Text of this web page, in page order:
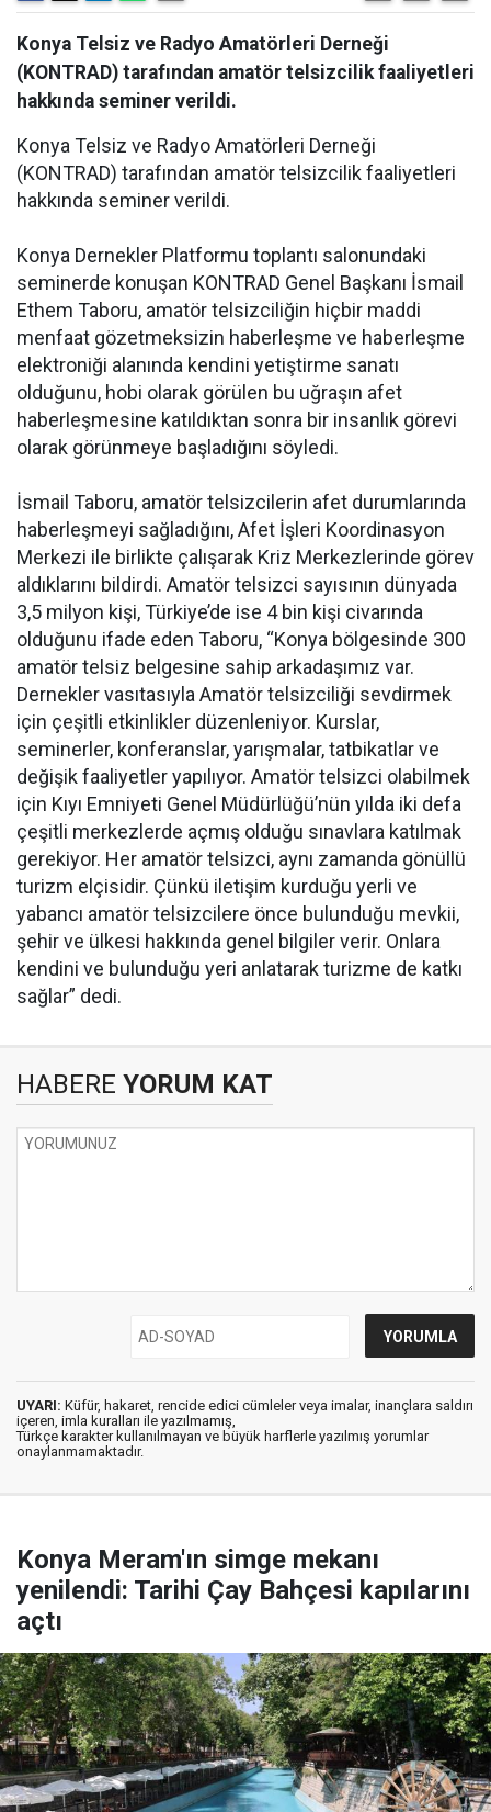
Konya Telsiz ve Radyo Amatörleri Derneği
(KONTRAD) tarafından amatör telsizcilik faaliyetleri
hakkında seminer verildi.
Konya Telsiz ve Radyo Amatörleri Derneği
(KONTRAD) tarafından amatör telsizcilik faaliyetleri
hakkında seminer verildi.
Konya Dernekler Platformu toplantı salonundaki
seminerde konuşan KONTRAD Genel Başkanı İsmail
Ethem Taboru, amatör telsizciliğin hiçbir maddi
menfaat gözetmeksizin haberleşme ve haberleşme
elektroniği alanında kendini yetiştirme sanatı
olduğunu, hobi olarak görülen bu uğraşın afet
haberleşmesine katıldıktan sonra bir insanlık görevi
olarak görünmeye başladığını söyledi.
İsmail Taboru, amatör telsizcilerin afet durumlarında
haberleşmeyi sağladığını, Afet İşleri Koordinasyon
Merkezi ile birlikte çalışarak Kriz Merkezlerinde görev
aldıklarını bildirdi. Amatör telsizci sayısının dünyada
3,5 milyon kişi, Türkiye’de ise 4 bin kişi civarında
olduğunu ifade eden Taboru, “Konya bölgesinde 300
amatör telsiz belgesine sahip arkadaşımız var.
Dernekler vasıtasıyla Amatör telsizciliği sevdirmek
için çeşitli etkinlikler düzenleniyor. Kurslar,
seminerler, konferanslar, yarışmalar, tatbikatlar ve
değişik faaliyetler yapılıyor. Amatör telsizci olabilmek
için Kıyı Emniyeti Genel Müdürlüğü’nün yılda iki defa
çeşitli merkezlerde açmış olduğu sınavlara katılmak
gerekiyor. Her amatör telsizci, aynı zamanda gönüllü
turizm elçisidir. Çünkü iletişim kurduğu yerli ve
yabancı amatör telsizcilere önce bulunduğu mevkii,
şehir ve ülkesi hakkında genel bilgiler verir. Onlara
kendini ve bulunduğu yeri anlatarak turizme de katkı
sağlar” dedi.
HABERE YORUM KAT
UYARI: Küfür, hakaret, rencide edici cümleler veya imalar, inançlara saldırı
içeren, imla kuralları ile yazılmamış,
Türkçe karakter kullanılmayan ve büyük harflerle yazılmış yorumlar
onaylanmamaktadır.
Konya Meram'ın simge mekanı
yenilendi: Tarihi Çay Bahçesi kapılarını
açtı